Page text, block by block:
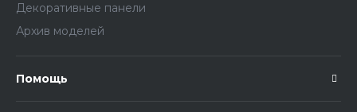
Декоративные панели
Архив моделей
Помощь